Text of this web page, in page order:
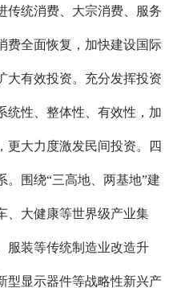
传统消费、大宗消费、服务
费全面恢复，加快建设国际
大有效投资。充分发挥投资
统性、整体性、有效性，加
更大力度激发民间投资。四
。围绕“三高地、两基地”建
、大健康等世界级产业集
服装等传统制造业改造升
型显示器件等战略性新兴产